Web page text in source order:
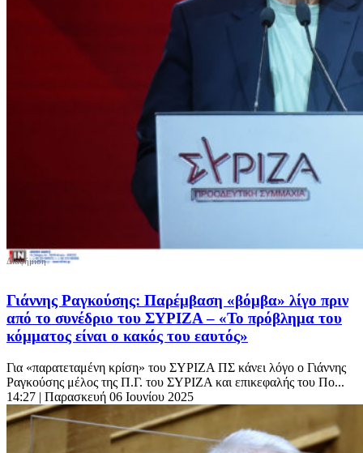
Γιάννης Ραγκούσης: Παρέμβαση «βόμβα» λίγο πριν
από το συνέδριο του ΣΥΡΙΖΑ – «Το πρόβλημα του
κόμματος είναι ο κακός του εαυτός»
Για «παρατεταμένη κρίση» του ΣΥΡΙΖΑ ΠΣ κάνει λόγο ο Γιάννης
Ραγκούσης μέλος της Π.Γ. του ΣΥΡΙΖΑ και επικεφαλής του Πο...
14:27 | Παρασκευή 06 Ιουνίου 2025